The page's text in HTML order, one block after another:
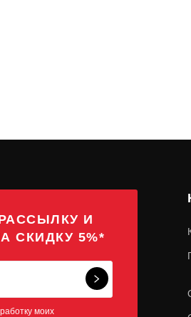
И
СКИДКУ 5%*
моих